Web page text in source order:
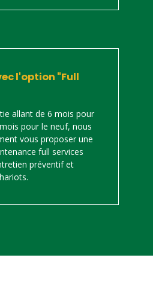
l'option "Full
allant de 6 mois pour
pour le neuf, nous
vous proposer une
full services
préventif et